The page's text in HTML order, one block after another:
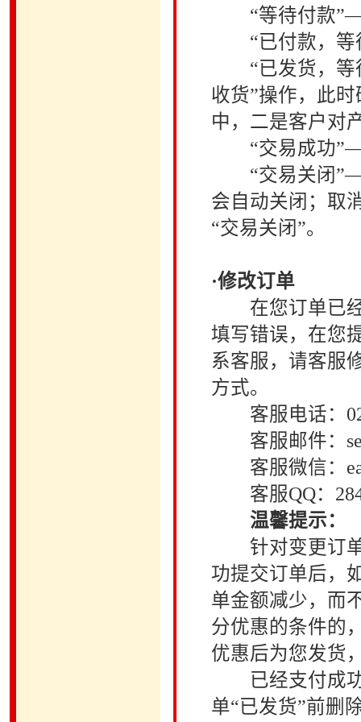
“等待付款”——
“已付款，等
“已发货，等
收货”操作，此
中，二是客户对
“交易成功
“交易关闭”——
会自动关闭；取
“交易关闭”。
·修改订单
在您订单已经
填写错误，在您
系客服，请客服
方式。
客服电话：021
客服邮件：
客服微信：
客服QQ：
温馨提示：
针对变更订单
功提交订单后，
单金额减少，而
分优惠的条件的
优惠后为您发货
已经支付成功
单“已发货”前删